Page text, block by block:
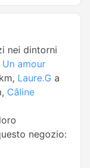
nei dintorni
Un amour
Laure.G a
Câline
negozio: